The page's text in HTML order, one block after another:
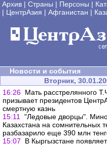
Архив | Страны | Персоны |
| ЦентрАзия | Афганистан |
Новости и события
Вторник,
16:26 Мать расстрелянного
призывает президентов
смертную казнь
15:11
"Ледовые дворцы".
Казахстана на сомнительных
разбазарило еще 390 млн
15:07
В Кыргызстане